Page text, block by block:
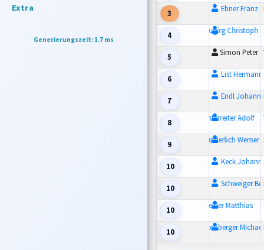
Extra
Generierungszeit: 1.7 ms
3
Ebner Franz
4
Neugirg Christoph
5
Simon Peter
6
List Hermann
7
Endl Johann
8
Unterreiter Adolf
9
Wunderlich Werner
10
Keck Johann
10
Schweiger
10
Zeitler Matthias
10
Zitzelsberger Michael